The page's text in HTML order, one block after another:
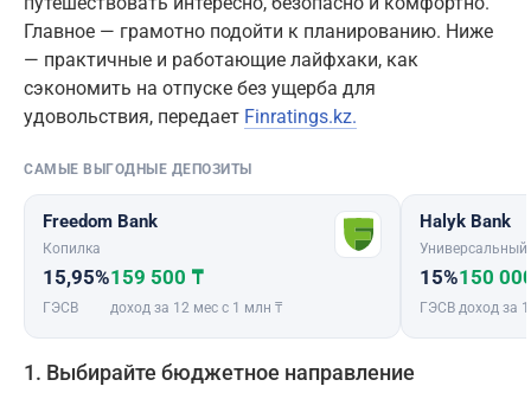
Главное — грамотно подойти к планированию. Ниже
— практичные и работающие лайфхаки, как
сэкономить на отпуске без ущерба для
удовольствия, передает Finratings.kz.
САМЫЕ ВЫГОДНЫЕ ДЕПОЗИТЫ
Freedom Bank
Копилка
15,95%
ГЭСВ
159 500 ₸
доход за 12 мес с 1 млн ₸
Halyk Bank
Универсальный
15%
ГЭСВ
150
доход за
1. Выбирайте бюджетное направление